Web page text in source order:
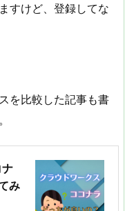
すけど、登録してな
を比較した記事も書
ナ
み